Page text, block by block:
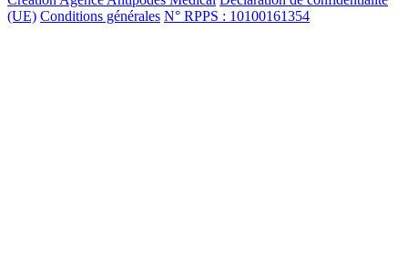
(UE) Conditions générales N° RPPS : 10100161354